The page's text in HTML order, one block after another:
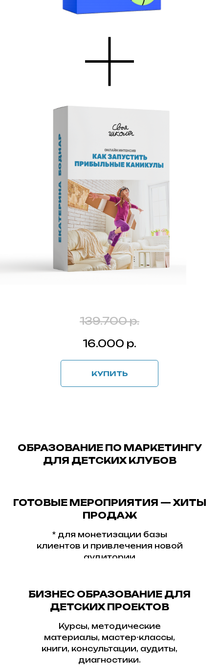
16.000 р.
139.700 р.
КУПИТЬ
ОБРАЗОВАНИЕ ПО МАРКЕТИНГУ
ДЛЯ ДЕТСКИХ КЛУБОВ
ГОТОВЫЕ МЕРОПРИЯТИЯ — ХИТЫ
ПРОДАЖ
* для монетизации базы
клиентов и привлечения новой
аудитории
БИЗНЕС ОБРАЗОВАНИЕ ДЛЯ
ДЕТСКИХ ПРОЕКТОВ
Курсы, методические
материалы, мастер-классы,
книги, консультации, аудиты,
диагностики.